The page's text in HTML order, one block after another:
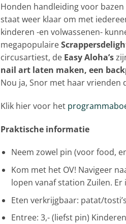
Honden handleiding voor
staat weer klaar om met
kinderen -en volwassenen-
megapopulaire
circusartiest, de Easy Aloha’s
nail art laten maken, een
Nou ja, Snor met haar vrienden
Klik hier voor het
Praktische informatie
Neem zowel pin (voor food,
Kom met het OV! Navigeer
lopen vanaf station Zuilen.
Eten verkrijgbaar: patat/
Entree: 3,- (liefst pin)